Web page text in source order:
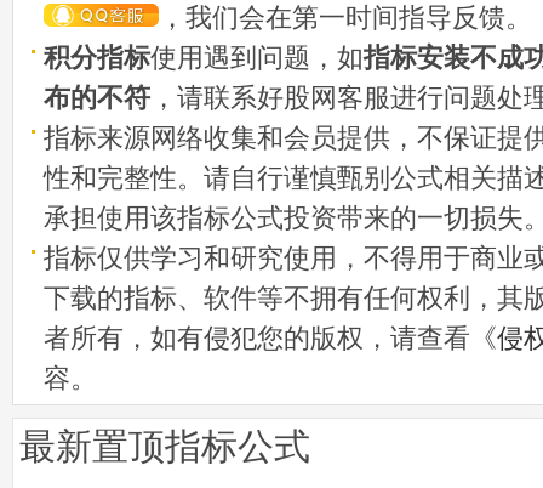
，我们会在第一时间指导反馈。
积分指标使用遇到问题，如指标安装不成
布的不符 ，请联系好股网客服进行问题处
指标来源网络收集和会员提供，不保证提
性和完整性。请自行谨慎甄别公式相关描
承担使用该指标公式投资带来的一切损失
指标仅供学习和研究使用，不得用于商业
下载的指标、软件等不拥有任何权利，其
者所有，如有侵犯您的版权，请查看《侵
容。
最新置顶指标公式